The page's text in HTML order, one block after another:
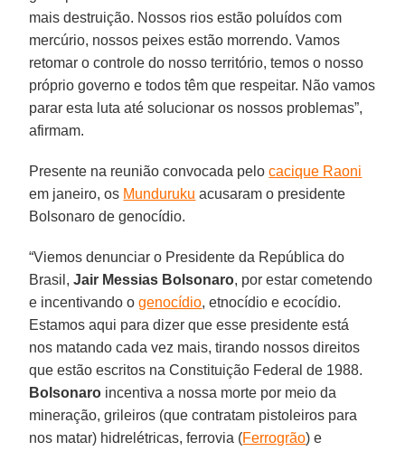
mais destruição. Nossos rios estão poluídos com
mercúrio, nossos peixes estão morrendo. Vamos
retomar o controle do nosso território, temos o nosso
próprio governo e todos têm que respeitar. Não vamos
parar esta luta até solucionar os nossos problemas”,
afirmam.
Presente na reunião convocada pelocacique Raoni
em janeiro, os Munduruku acusaram o presidente
Bolsonaro de genocídio.
“Viemos denunciar o Presidente da República do
Brasil,Jair Messias Bolsonaro, por estar cometendo
e incentivando ogenocídio, etnocídio e ecocídio.
Estamos aqui para dizer que esse presidente está
nos matando cada vez mais, tirando nossos direitos
que estão escritos na Constituição Federal de 1988.
Bolsonaro incentiva a nossa morte por meio da
mineração, grileiros (que contratam pistoleiros para
nos matar) hidrelétricas, ferrovia (Ferrogrão) e